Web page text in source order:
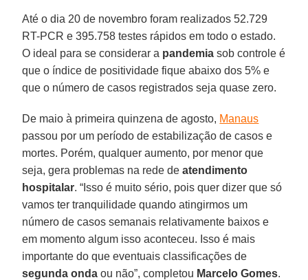
Até o dia 20 de novembro foram realizados 52.729
RT-PCR e 395.758 testes rápidos em todo o estado.
O ideal para se considerar a pandemia sob controle é
que o índice de positividade fique abaixo dos 5% e
que o número de casos registrados seja quase zero.
De maio à primeira quinzena de agosto, Manaus
passou por um período de estabilização de casos e
mortes. Porém, qualquer aumento, por menor que
seja, gera problemas na rede deatendimento
hospitalar. “Isso é muito sério, pois quer dizer que só
vamos ter tranquilidade quando atingirmos um
número de casos semanais relativamente baixos e
em momento algum isso aconteceu. Isso é mais
importante do que eventuais classificações de
segunda onda ou não”, completou Marcelo Gomes.